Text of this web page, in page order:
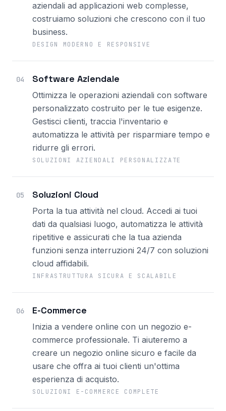
aziendali ad applicazioni web complesse,
costruiamo soluzioni che crescono con il tuo
business.
DESIGN MODERNO E RESPONSIVE
04 Software Aziendale
Ottimizza le operazioni aziendali con software
personalizzato costruito per le tue esigenze.
Gestisci clienti, traccia l'inventario e
automatizza le attività per risparmiare tempo e
ridurre gli errori.
SOLUZIONI AZIENDALI PERSONALIZZATE
05 Soluzioni Cloud
Porta la tua attività nel cloud. Accedi ai tuoi
dati da qualsiasi luogo, automatizza le attività
ripetitive e assicurati che la tua azienda
funzioni senza interruzioni 24/7 con soluzioni
cloud affidabili.
INFRASTRUTTURA SICURA E SCALABILE
06 E-Commerce
Inizia a vendere online con un negozio e-
commerce professionale. Ti aiuteremo a
creare un negozio online sicuro e facile da
usare che offra ai tuoi clienti un'ottima
esperienza di acquisto.
SOLUZIONI E-COMMERCE COMPLETE